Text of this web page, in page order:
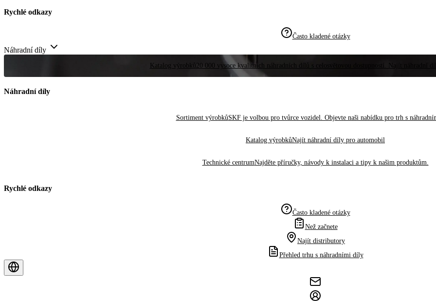
Rychlé odkazy
Často kladené otázky
Náhradní díly
Katalog výrobků20 000 vysoce kvalitních náhradních dílů s celosvětovou dostupností. Najít náhradní
Náhradní díly
Sortiment výrobkůSKF je volbou pro tvůrce vozidel. Objevte naši nabídku pro trh s
Katalog výrobkůNajít náhradní díly pro automobil
Technické centrumNajděte příručky, návody k instalaci a tipy k našim produktům.
Rychlé odkazy
Často kladené otázky
Než začnete
Najít distributory
Přehled trhu s náhradními díly